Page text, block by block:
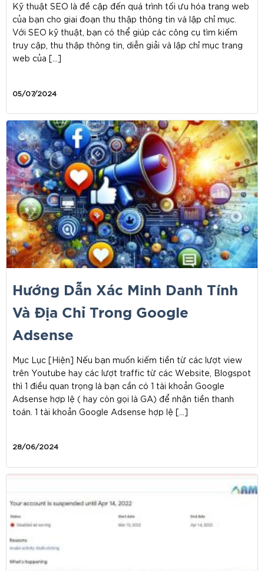
Kỹ thuật SEO là đề cập đến quá trình tối ưu hóa trang web
của bạn cho giai đoạn thu thập thông tin và lập chỉ mục.
Với SEO kỹ thuật, bạn có thể giúp các công cụ tìm kiếm
truy cập, thu thập thông tin, diễn giải và lập chỉ mục trang
web của […]
05/07/2024
Hướng Dẫn Xác Minh Danh Tính
Và Địa Chỉ Trong Google
Adsense
Mục Lục [Hiện] Nếu bạn muốn kiếm tiền từ các lượt view
trên Youtube hay các lượt traffic từ các Website, Blogspot
thì 1 điều quan trọng là bạn cần có 1 tài khoản Google
Adsense hợp lệ ( hay còn gọi là GA) để nhận tiền thanh
toán. 1 tài khoản Google Adsense hợp lệ […]
28/06/2024